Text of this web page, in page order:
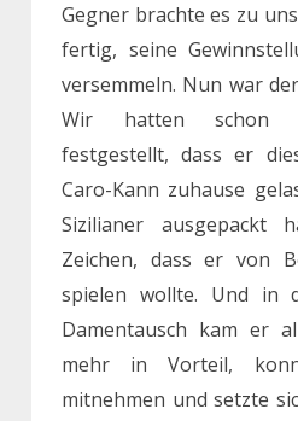
Gegner brachte es zu
fertig, seine
versemmeln. Nun war
Wir hatten schon
festgestellt, dass er
Caro-Kann zuhause
Sizilianer ausgepackt
Zeichen, dass er von
spielen wollte. Und in
Damentausch kam er
mehr in Vorteil,
mitnehmen und setzte